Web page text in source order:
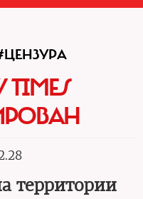
TIMES
территории